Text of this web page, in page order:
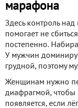
марафона
Здесь контроль
помогает не
постепенно.
У мужчин
грудной, поэтому
Женщинам нужно
диафрагмой, чтобы
появляется, если